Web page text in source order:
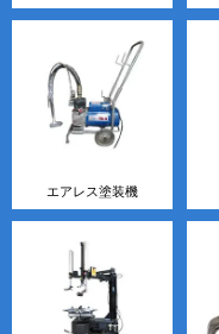
エアレス塗装機